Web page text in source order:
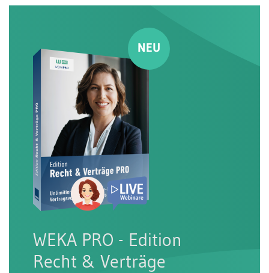
WEKA PRO - Edition
Recht & Verträge